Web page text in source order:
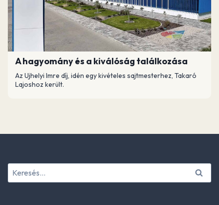
A hagyomány és a kiválóság találkozása
Az Ujhelyi Imre díj, idén egy kivételes sajtmesterhez, Takaró
Lajoshoz került.
Keresés: